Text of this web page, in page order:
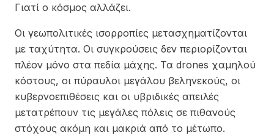
Γιατί ο κόσμος αλλάζει.
Οι γεωπολιτικές ισορροπίες μετασχηματίζονται
με ταχύτητα. Οι συγκρούσεις δεν περιορίζονται
πλέον μόνο στα πεδία μάχης. Τα drones χαμηλού
κόστους, οι πύραυλοι μεγάλου βεληνεκούς, οι
κυβερνοεπιθέσεις και οι υβριδικές απειλές
μετατρέπουν τις μεγάλες πόλεις σε πιθανούς
στόχους ακόμη και μακριά από το μέτωπο.